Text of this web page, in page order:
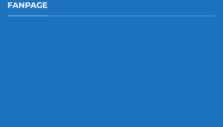
FANPAGE